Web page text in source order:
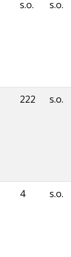
s.o. s.o.
222 s.o.
4 s.o.